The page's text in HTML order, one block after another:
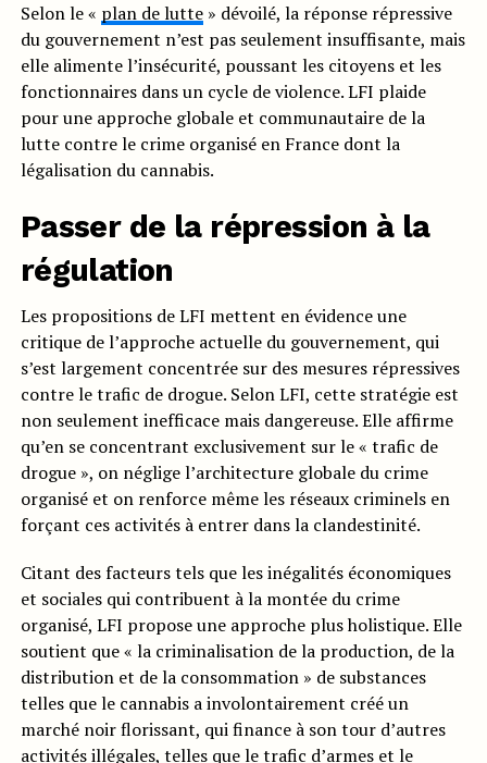
Selon le « plan de lutte» dévoilé, la réponse répressive
du gouvernement n’est pas seulement insuffisante, mais
elle alimente l’insécurité, poussant les citoyens et les
fonctionnaires dans un cycle de violence. LFI plaide
pour une approche globale et communautaire de la
lutte contre le crime organisé en France dont la
légalisation du cannabis.
Passer de la répression à la
régulation
Les propositions de LFI mettent en évidence une
critique de l’approche actuelle du gouvernement, qui
s’est largement concentrée sur des mesures répressives
contre le trafic de drogue. Selon LFI, cette stratégie est
non seulement inefficace mais dangereuse. Elle affirme
qu’en se concentrant exclusivement sur le « trafic de
drogue », on néglige l’architecture globale du crime
organisé et on renforce même les réseaux criminels en
forçant ces activités à entrer dans la clandestinité.
Citant des facteurs tels que les inégalités économiques
et sociales qui contribuent à la montée du crime
organisé, LFI propose une approche plus holistique. Elle
soutient que « la criminalisation de la production, de la
distribution et de la consommation » de substances
telles que le cannabis a involontairement créé un
marché noir florissant, qui finance à son tour d’autres
activités illégales, telles que le trafic d’armes et le